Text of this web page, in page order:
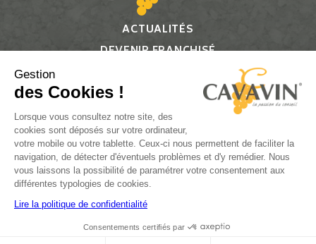
ACTUALITÉS
DEVENIR FRANCHISÉ
Suivez-nous
L’ABUS D’ALCOOL EST DANGEREUX POUR LA SANTÉ, À
CONSOMMER AVEC MODÉRATION.
Gestion
des Cookies !
Lorsque vous consultez notre site, des
cookies sont déposés sur votre ordinateur,
votre mobile ou votre tablette. Ceux-ci nous permettent de faciliter la
navigation, de détecter d'éventuels problèmes et d'y remédier. Nous
vous laissons la possibilité de paramétrer votre consentement aux
différentes typologies de cookies.
Lire la politique de confidentialité
Consentements certifiés par